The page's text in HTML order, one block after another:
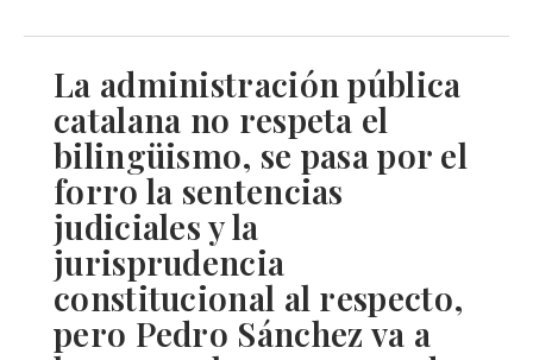
La administración pública
catalana no respeta el
bilingüismo, se pasa por el
forro la sentencias
judiciales y la
jurisprudencia
constitucional al respecto,
pero Pedro Sánchez va a